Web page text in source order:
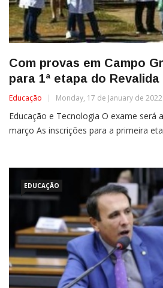
Com provas em Campo
para 1ª etapa do
Educação Monday, 17 de January de
Educação e Tecnologia O exame será
março As inscrições para a primeira
EDUCAÇÃO